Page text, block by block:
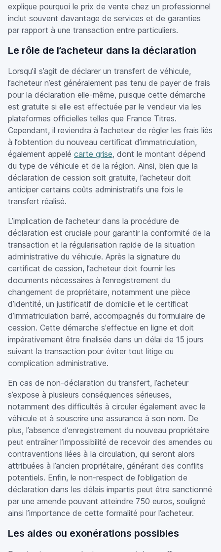
explique pourquoi le prix de vente chez un professionnel
inclut souvent davantage de services et de garanties
par rapport à une transaction entre particuliers.
Le rôle de l’acheteur dans la déclaration
Lorsqu’il s’agit de déclarer un transfert de véhicule,
l’acheteur n’est généralement pas tenu de payer de frais
pour la déclaration elle-même, puisque cette démarche
est gratuite si elle est effectuée par le vendeur via les
plateformes officielles telles que France Titres.
Cependant, il reviendra à l’acheteur de régler les frais liés
à l’obtention du nouveau certificat d’immatriculation,
également appelé carte grise, dont le montant dépend
du type de véhicule et de la région. Ainsi, bien que la
déclaration de cession soit gratuite, l’acheteur doit
anticiper certains coûts administratifs une fois le
transfert réalisé.
L’implication de l’acheteur dans la procédure de
déclaration est cruciale pour garantir la conformité de la
transaction et la régularisation rapide de la situation
administrative du véhicule. Après la signature du
certificat de cession, l’acheteur doit fournir les
documents nécessaires à l’enregistrement du
changement de propriétaire, notamment une pièce
d’identité, un justificatif de domicile et le certificat
d’immatriculation barré, accompagnés du formulaire de
cession. Cette démarche s'effectue en ligne et doit
impérativement être finalisée dans un délai de 15 jours
suivant la transaction pour éviter tout litige ou
complication administrative.
En cas de non-déclaration du transfert, l’acheteur
s’expose à plusieurs conséquences sérieuses,
notamment des difficultés à circuler également avec le
véhicule et à souscrire une assurance à son nom. De
plus, l’absence d’enregistrement du nouveau propriétaire
peut entraîner l’impossibilité de recevoir des amendes ou
contraventions liées à la circulation, qui seront alors
attribuées à l’ancien propriétaire, générant des conflits
potentiels. Enfin, le non-respect de l’obligation de
déclaration dans les délais impartis peut être sanctionné
par une amende pouvant atteindre 750 euros, souligné
ainsi l’importance de cette formalité pour l’acheteur.
Les aides ou exonérations possibles